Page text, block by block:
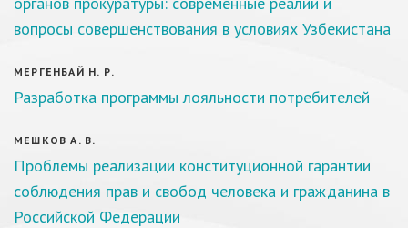
вопросы совершенствования в условиях Узбекистана
МЕРГЕНБАЙ Н. Р.
Разработка программы лояльности потребителей
МЕШКОВ А. В.
Проблемы реализации конституционной гарантии
соблюдения прав и свобод человека и гражданина в
Российской Федерации